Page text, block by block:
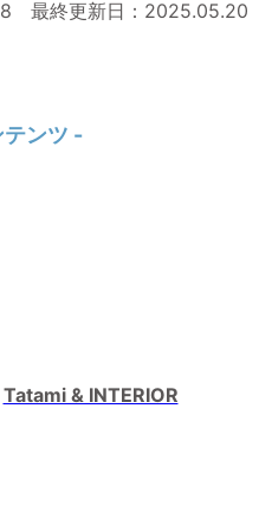
最終更新日：2025.05.20
ンツ -
Tatami & INTERIOR